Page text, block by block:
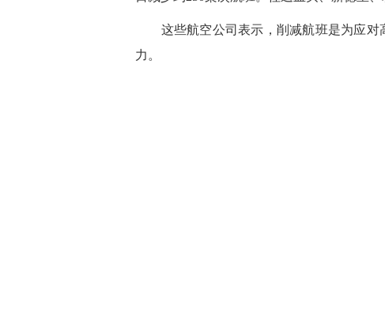
这些航空公司表示，削减航班是为应对
力。